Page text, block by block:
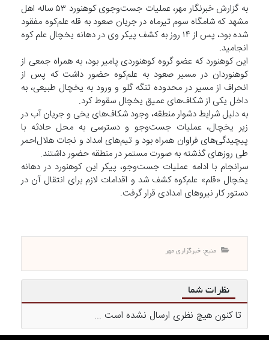
به گزارش خبرنگار مهر، عملیات جست‌وجوی کوهنورد ۵۳ ساله اهل
مشهد که شامگاه سوم تیرماه در جریان صعود به قله علم‌کوه مفقود
شده بود، پس از ۱۴ روز به کشف پیکر وی در دهانه یخچال علم کوه
انجامید.
این کوهنورد که عضو گروه کوهنوردی پامیر بود، به همراه جمعی از
کوهنوردان در مسیر صعود به علم‌کوه حضور داشت که پس از
انحراف از مسیر در محدوده تنگه گلو و ورود به یخچال طبیعی، به
داخل یکی از شکاف‌های عمیق یخچال سقوط کرد.
به دلیل شرایط دشوار منطقه، وجود شکاف‌های یخی و جریان آب در
زیر یخچال، عملیات جست‌وجو و دسترسی به محل حادثه با
پیچیدگی‌های فراوان همراه بود و تیم‌های امداد و نجات هلال‌احمر
طی روزهای گذشته به صورت مستمر در منطقه حضور داشتند.
سرانجام با ادامه عملیات جست‌وجو، پیکر این کوهنورد در دهانه
یخچال «قلم» علم‌کوه کشف شد و اقدامات لازم برای انتقال آن در
دستور کار نیروهای امدادی قرار گرفت.
منبع: خبرگزاری مهر
نظرات شما
تا کنون هیچ نظری ارسال نشده است ...